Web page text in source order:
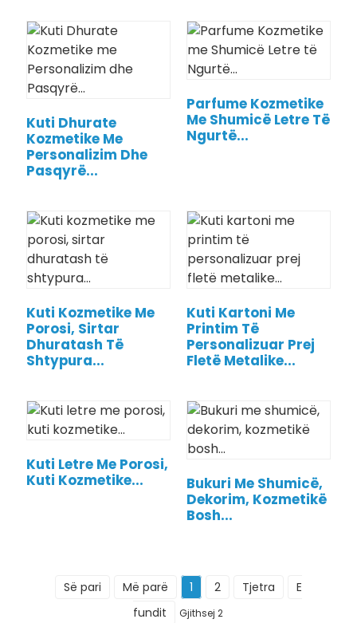
Kuti Dhurate
Kozmetike Me
Personalizim Dhe
Pasqyrë...
Parfume Kozmetike
Me Shumicë Letre Të
Ngurtë...
Kuti Kozmetike Me
Porosi, Sirtar
Dhuratash Të
Shtypura...
Kuti Kartoni Me
Printim Të
Personalizuar Prej
Fletë Metalike...
Kuti Letre Me Porosi,
Kuti Kozmetike...
Bukuri Me Shumicë,
Dekorim, Kozmetikë
Bosh...
Së pari Më parë 1 2 Tjetra
E
fundit
Gjithsej 2